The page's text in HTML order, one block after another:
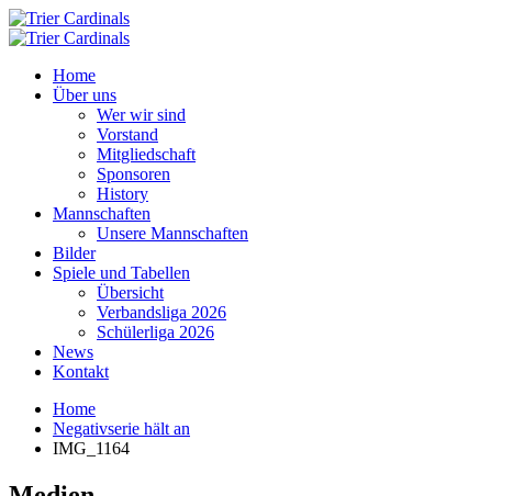
Home
Über uns
Wer wir sind
Vorstand
Mitgliedschaft
Sponsoren
History
Mannschaften
Unsere Mannschaften
Bilder
Spiele und Tabellen
Übersicht
Verbandsliga 2026
Schülerliga 2026
News
Kontakt
Home
Negativserie hält an
IMG_1164